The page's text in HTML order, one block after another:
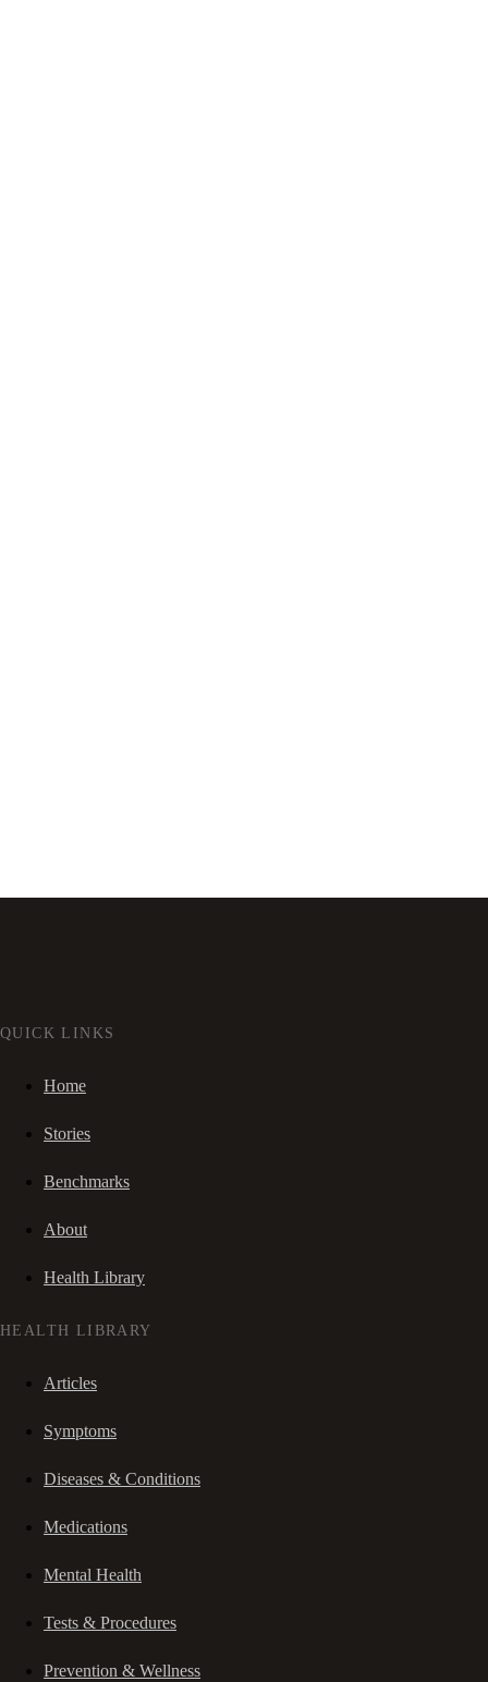
QUICK LINKS
Home
Stories
Benchmarks
About
Health Library
HEALTH LIBRARY
Articles
Symptoms
Diseases & Conditions
Medications
Mental Health
Tests & Procedures
Prevention & Wellness